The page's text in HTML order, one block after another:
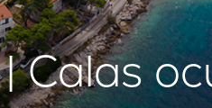
Calas